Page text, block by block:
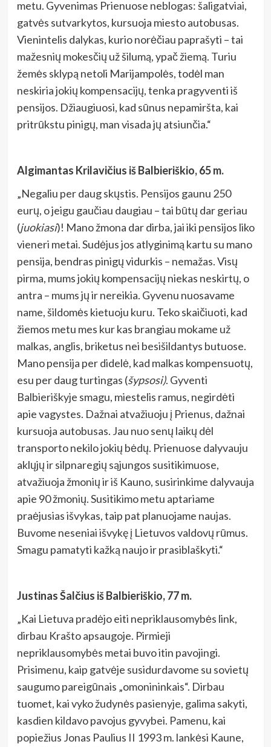
metu. Gyvenimas Prienuose neblogas: šaligatviai,
gatvės sutvarkytos, kursuoja miesto autobusas.
Vienintelis dalykas, kurio norėčiau paprašyti – tai
mažesnių mokesčių už šilumą, ypač žiemą. Turiu
žemės sklypą netoli Marijampolės, todėl man
neskiria jokių kompensacijų, tenka pragyventi iš
pensijos. Džiaugiuosi, kad sūnus nepamiršta, kai
pritrūkstu pinigų, man visada jų atsiunčia.“
Algimantas Krilavičius iš Balbieriškio, 65 m.
„Negaliu per daug skųstis. Pensijos gaunu 250
eurų, o jeigu gaučiau daugiau – tai būtų dar geriau
(juokiasi)! Mano žmona dar dirba, jai iki pensijos liko
vieneri metai. Sudėjus jos atlyginimą kartu su mano
pensija, bendras pinigų vidurkis – nemažas. Visų
pirma, mums jokių kompensacijų niekas neskirtų, o
antra – mums jų ir nereikia. Gyvenu nuosavame
name, šildomės kietuoju kuru. Teko skaičiuoti, kad
žiemos metu mes kur kas brangiau mokame už
malkas, anglis, briketus nei besišildantys butuose.
Mano pensija per didelė, kad malkas kompensuotų,
esu per daug turtingas (šypsosi). Gyventi
Balbieriškyje smagu, miestelis ramus, negirdėti
apie vagystes. Dažnai atvažiuoju į Prienus, dažnai
kursuoja autobusas. Jau nuo senų laikų dėl
transporto nekilo jokių bėdų. Prienuose dalyvauju
aklųjų ir silpnaregių sąjungos susitikimuose,
atvažiuoja žmonių ir iš Kauno, susirinkime dalyvauja
apie 90 žmonių. Susitikimo metu aptariame
praėjusias išvykas, taip pat planuojame naujas.
Buvome neseniai išvykę į Lietuvos valdovų rūmus.
Smagu pamatyti kažką naujo ir prasiblaškyti.“
Justinas Šalčius iš Balbieriškio, 77 m.
„Kai Lietuva pradėjo eiti nepriklausomybės link,
dirbau Krašto apsaugoje. Pirmieji
nepriklausomybės metai buvo itin pavojingi.
Prisimenu, kaip gatvėje susidurdavome su sovietų
saugumo pareigūnais „omonininkais“. Dirbau
tuomet, kai vyko žudynės pasienyje, galima sakyti,
kasdien kildavo pavojus gyvybei. Pamenu, kai
popiežius Jonas Paulius II 1993 m. lankėsi Kaune,